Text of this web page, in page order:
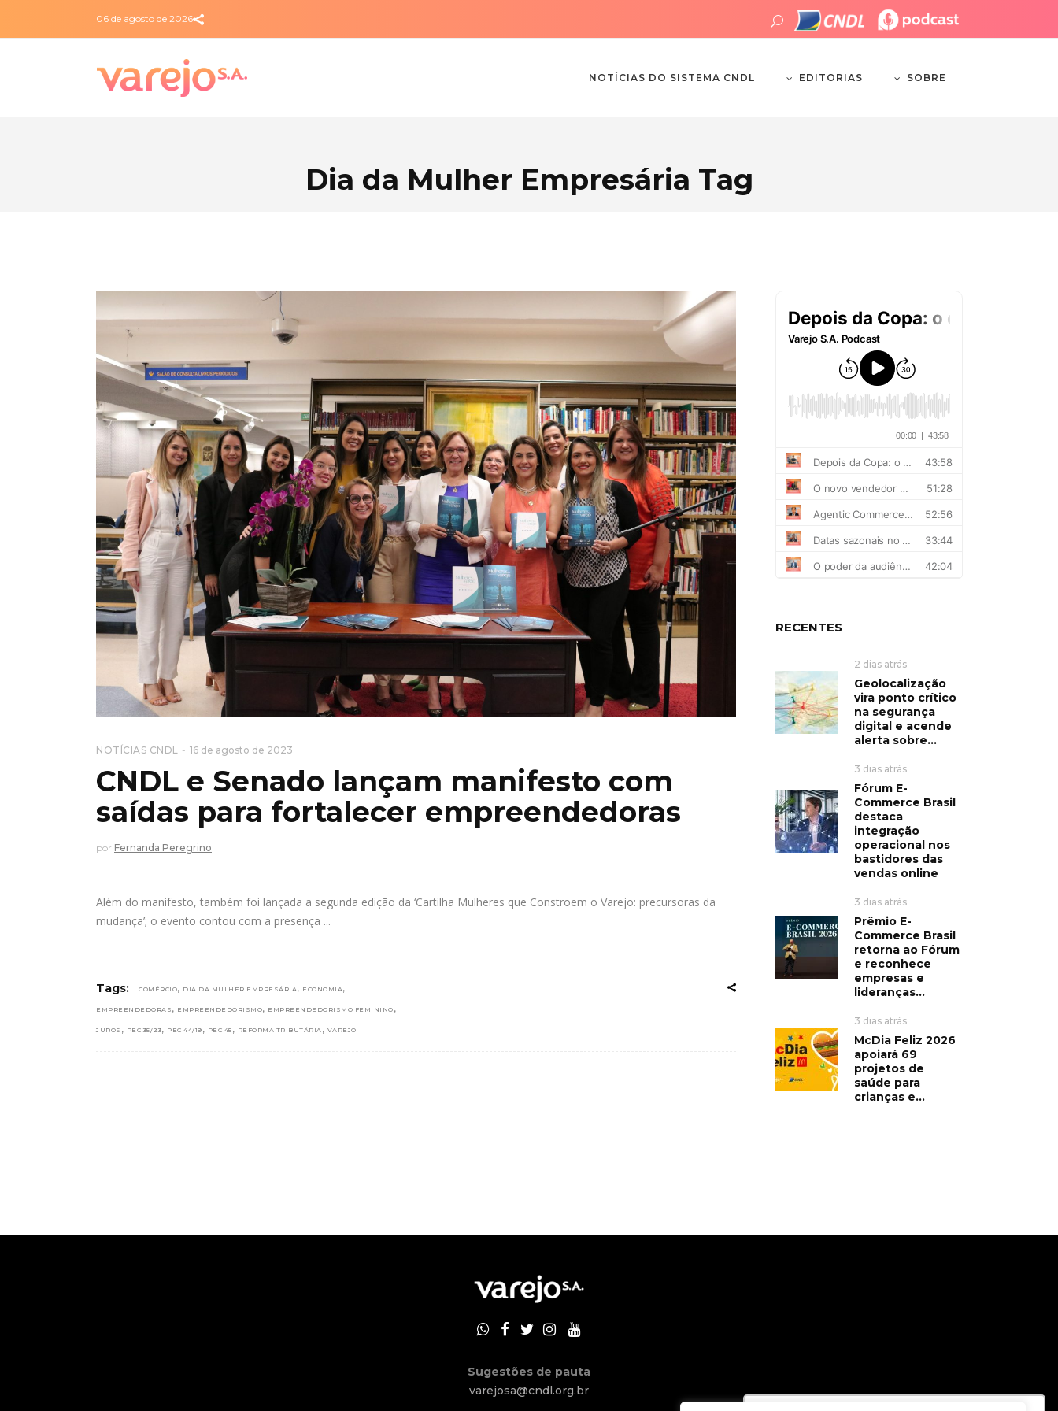
06 de agosto de 2026
NOTÍCIAS DO SISTEMA CNDL EDITORIAS SOBRE
Dia da Mulher Empresária Tag
NOTÍCIAS CNDL 16 de agosto de 2023
CNDL e Senado lançam manifesto com
saídas para fortalecer empreendedoras
por Fernanda Peregrino
Além do manifesto, também foi lançada a segunda edição da ‘Cartilha Mulheres que Constroem o Varejo: precursoras da
mudança’; o evento contou com a presença
Tags: COMÉRCIO, DIA DA MULHER EMPRESÁRIA , ECONOMIA ,
EMPREENDEDORAS , EMPREENDEDORISMO, EMPREENDEDORISMO FEMININO ,
JUROS , PEC 35/23, PEC 44/19 , PEC 45 , REFORMA TRIBUTÁRIA , VAREJO
RECENTES
2 dias atrás
Geolocalização
vira ponto crítico
na segurança
digital e acende
alerta sobre...
3 dias atrás
Fórum E-
Commerce Brasil
destaca
integração
operacional nos
bastidores das
vendas online
3 dias atrás
Prêmio E-
Commerce Brasil
retorna ao Fórum
e reconhece
empresas e
lideranças...
3 dias atrás
McDia Feliz 2026
apoiará 69
projetos de
saúde para
crianças e...
Sugestões de pauta
varejosa@cndl.org.br